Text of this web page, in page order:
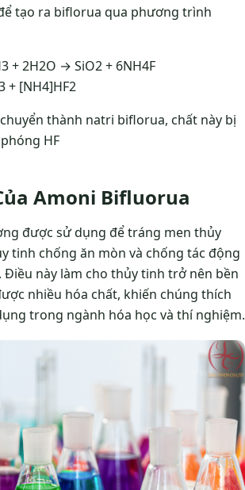
tạo ra biflorua qua phương trình
+ 2H2O → SiO2 + 6NH4F
+ [NH4]HF2
thành natri biflorua, chất này bị
HF
Amoni Bifluorua
được sử dụng để tráng men thủy
tinh chống ăn mòn và chống tác động
Điều này làm cho thủy tinh trở nên bền
nhiều hóa chất, khiến chúng thích
trong ngành hóa học và thí nghiệm.